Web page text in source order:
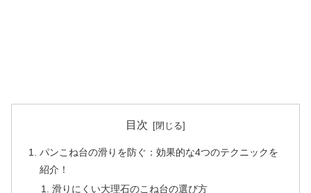
目次
パンこね台の滑りを防ぐ：効果的な4つのテクニックを
紹介！
滑りにくい大理石のこね台の選び方